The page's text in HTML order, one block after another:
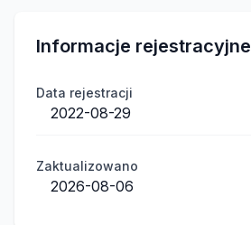
Informacje rejestracyjne
Data rejestracji
2022-08-29
Zaktualizowano
2026-08-06